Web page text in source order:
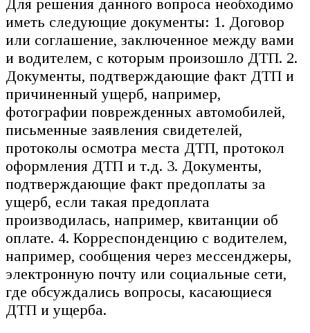
Для решения данного вопроса необходимо
иметь следующие документы: 1. Договор
или соглашение, заключенное между вами
и водителем, с которым произошло ДТП. 2.
Документы, подтверждающие факт ДТП и
причиненный ущерб, например,
фотографии поврежденных автомобилей,
письменные заявления свидетелей,
протоколы осмотра места ДТП, протокол
оформления ДТП и т.д. 3. Документы,
подтверждающие факт предоплаты за
ущерб, если такая предоплата
производилась, например, квитанции об
оплате. 4. Корреспонденцию с водителем,
например, сообщения через мессенджеры,
электронную почту или социальные сети,
где обсуждались вопросы, касающиеся
ДТП и ущерба.